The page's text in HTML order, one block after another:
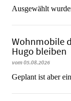
Ausgewählt
Wohnmobile
Hugo bleiben
vom 05.08.2026
Geplant ist aber